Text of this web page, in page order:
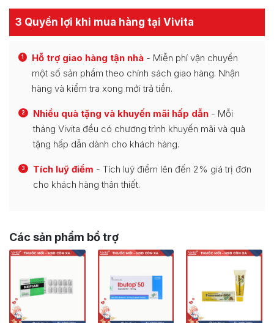
3 Quyền lợi khi mua hàng tại Vivita
1 Hỗ trợ giao hàng tận nhà - Miễn phí vận chuyển
một số sản phẩm theo chính sách giao hàng. Nhận
hàng và kiểm tra xong mới trả tiền.
2 Nhiều quà tặng và khuyến mãi hấp dẫn - Mỗi
tháng Vivita đều có chương trình khuyến mãi và quà
tặng hấp dẫn dành cho khách hàng.
3 Tích luỹ điểm - Tích luỹ điểm lên đến 2% giá trị đơn
cho khách hàng thân thiết.
Các sản phẩm bổ trợ